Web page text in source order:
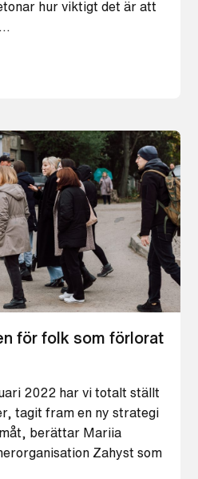
hur viktigt det är att
för folk som förlorat
2022 har vi totalt ställt
tagit fram en ny strategi
berättar Mariia
Zahyst som